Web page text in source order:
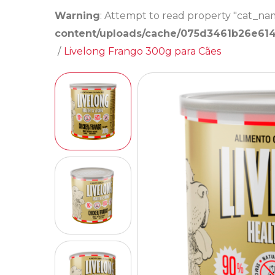
Warning: Attempt to read property
content/uploads/cache/
/ Livelong Frango 300g para Cães